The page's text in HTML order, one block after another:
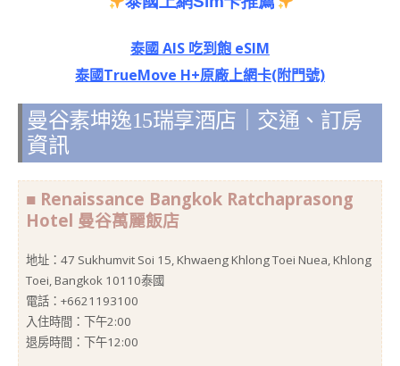
泰國 AIS 吃到飽 eSIM
泰國TrueMove H+原廠上網卡(附門號)
曼谷素坤逸15瑞享酒店｜交通、訂房
資訊
■ Renaissance Bangkok Ratchaprasong
Hotel 曼谷萬麗飯店
地址：47 Sukhumvit Soi 15, Khwaeng Khlong Toei Nuea, Khlong
Toei, Bangkok 10110泰國
電話：+6621193100
入住時間：下午2:00
退房時間：下午12:00